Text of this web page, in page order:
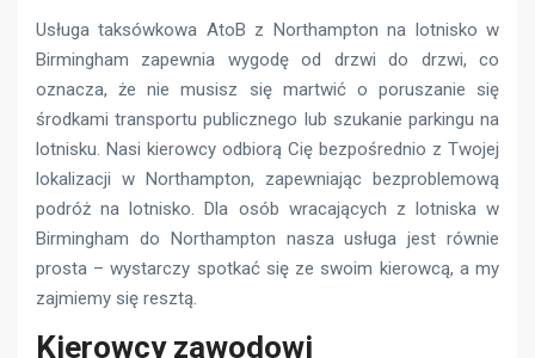
Usługa taksówkowa AtoB z Northampton na lotnisko w
Birmingham zapewnia wygodę od drzwi do drzwi, co
oznacza, że ​​nie musisz się martwić o poruszanie się
środkami transportu publicznego lub szukanie parkingu na
lotnisku. Nasi kierowcy odbiorą Cię bezpośrednio z Twojej
lokalizacji w Northampton, zapewniając bezproblemową
podróż na lotnisko. Dla osób wracających z lotniska w
Birmingham do Northampton nasza usługa jest równie
prosta – wystarczy spotkać się ze swoim kierowcą, a my
zajmiemy się resztą.
Kierowcy zawodowi